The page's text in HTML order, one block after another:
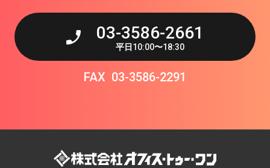
03-3586-2661
平日10:00〜18:30
FAX 03-3586-2291